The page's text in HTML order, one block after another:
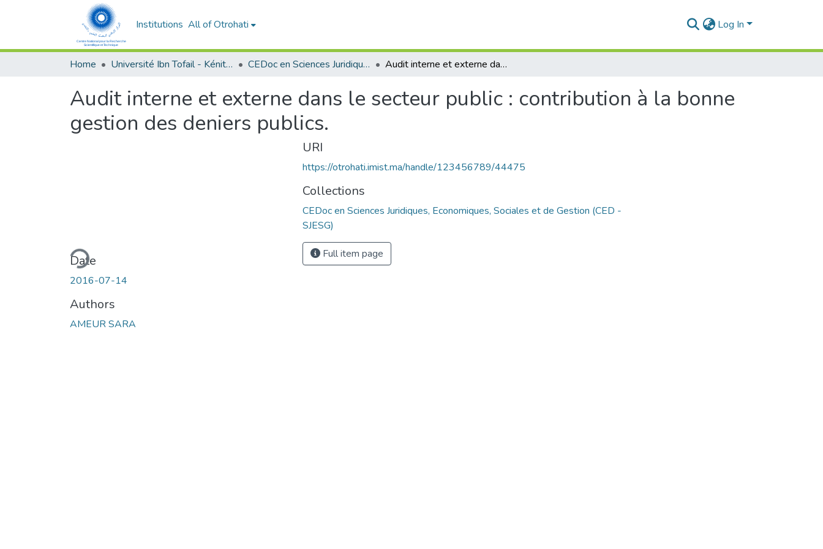
Institutions All of Otrohati Log In
Home Université Ibn Tofail - Kénitra CEDoc en Sciences Juridiques, Economiques, Sociales et de Gestion (CED - SJESG) Audit interne et externe dans le secteur public : contribution à la bonne gestion des deniers publics.
Audit interne et externe dans le secteur public : contribution à la bonne
gestion des deniers publics.
Loading...
Date
2016-07-14
Authors
AMEUR SARA
URI
https://otrohati.imist.ma/handle/123456789/44475
Collections
CEDoc en Sciences Juridiques, Economiques, Sociales et de Gestion (CED -
SJESG)
Full item page